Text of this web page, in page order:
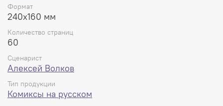
Формат
240x160 мм
Количество страниц
60
Сценарист
Алексей Волков
Тип продукции
Комиксы на русском